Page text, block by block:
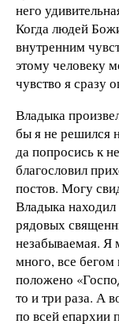
него
Когда людей
внутренним
этому человеку
чувство я сразу
Владыка
бы я не решился
да попросись к
благословил
постов. Могу
Владыка
рядовых
незабываемая. Я
много, все бегом
положено
то и три раза. А
по всей епархии